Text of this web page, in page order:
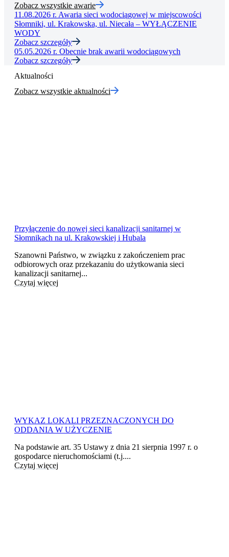
Zobacz wszystkie awarie
11.08.2026 r. Awaria sieci wodociągowej w miejscowości
Słomniki, ul. Krakowska, ul. Niecała – WYŁĄCZENIE
WODY
Zobacz szczegóły
05.05.2026 r. Obecnie brak awarii wodociągowych
Zobacz szczegóły
Aktualności
Zobacz wszystkie aktualności
Przyłączenie do nowej sieci kanalizacji sanitarnej w
Słomnikach na ul. Krakowskiej i Hubala
Szanowni Państwo, w związku z zakończeniem prac
odbiorowych oraz przekazaniu do użytkowania sieci
kanalizacji sanitarnej...
Czytaj więcej
WYKAZ LOKALI PRZEZNACZONYCH DO
ODDANIA W UŻYCZENIE
Na podstawie art. 35 Ustawy z dnia 21 sierpnia 1997 r. o
gospodarce nieruchomościami (t.j....
Czytaj więcej